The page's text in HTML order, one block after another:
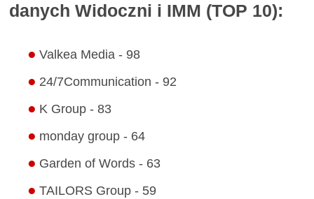
danych Widoczni i IMM (TOP 10):
Valkea Media - 98
24/7Communication - 92
K Group - 83
monday group - 64
Garden of Words - 63
TAILORS Group - 59